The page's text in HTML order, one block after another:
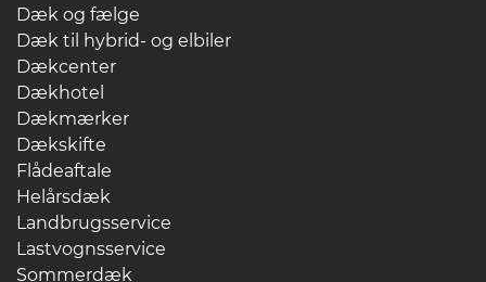
Dæk og fælge
Dæk til hybrid- og elbiler
Dækcenter
Dækhotel
Dækmærker
Dækskifte
Flådeaftale
Helårsdæk
Landbrugsservice
Lastvognsservice
Sommerdæk